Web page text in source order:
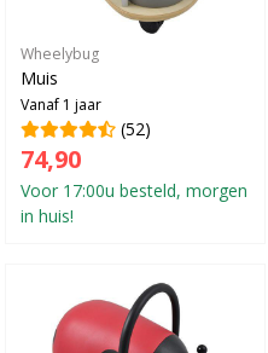
Wheelybug
Muis
Vanaf 1 jaar
(52)
74,90
Voor 17:00u besteld, morgen
in huis!